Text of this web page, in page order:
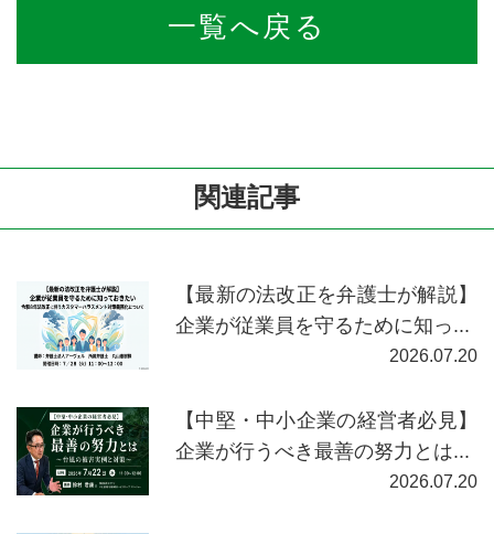
一覧へ戻る
関連記事
【最新の法改正を弁護士が解説】
企業が従業員を守るために知っ...
2026.07.20
【中堅・中小企業の経営者必見】
企業が行うべき最善の努力とは...
2026.07.20